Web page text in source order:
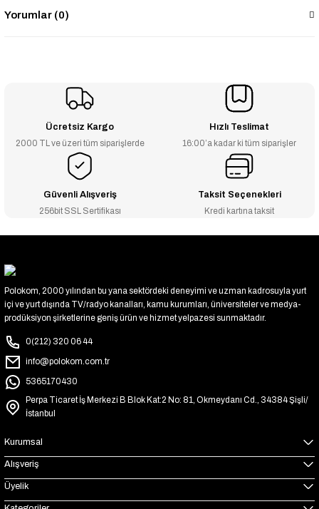
Yorumlar (0)
Ücretsiz Kargo
2000 TL ve üzeri tüm siparişlerde
Hızlı Teslimat
16:00’a kadar ki tüm siparişler
Güvenli Alışveriş
256bit SSL Sertifikası
Taksit Seçenekleri
Kredi kartına taksit
Polokom, 2000 yılından bu yana sektördeki deneyimi ve uzman kadrosuyla yurt
içi ve yurt dışında TV/radyo kanalları, kamu kurumları, üniversiteler ve medya-
prodüksiyon şirketlerine geniş ürün ve hizmet yelpazesi sunmaktadır.
0(212) 320 06 44
info@polokom.com.tr
5365170430
Perpa Ticaret İş Merkezi B Blok Kat:2 No: 81, Okmeydanı Cd., 34384 Şişli/
İstanbul
Kurumsal
Alışveriş
Üyelik